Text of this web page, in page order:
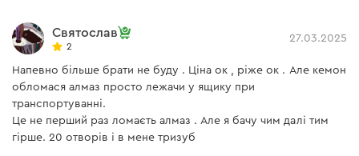
Святослав
2
27.03.2025
Напевно більше брати не буду . Ціна ок , ріже ок . Але кемон
обломася алмаз просто лежачи у ящику при
транспортуванні.
Це не перший раз ломаєть алмаз . Але я бачу чим далі тим
гірше. 20 отворів і в мене тризуб